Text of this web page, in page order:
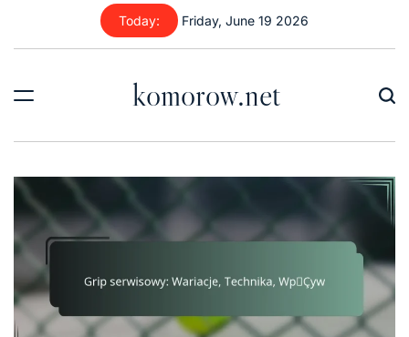
content
Today: Friday, June 19 2026
komorow.net